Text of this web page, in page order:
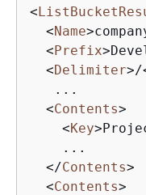
<
<Name>
<Prefix>
<Delimiter>/
   ...
<Contents>
<Key>
    ...
</Contents>
<Contents>